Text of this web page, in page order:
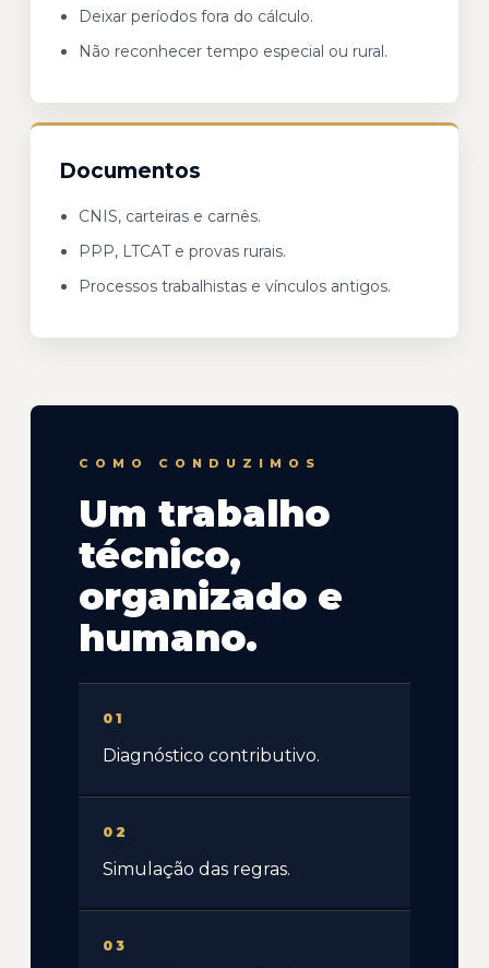
Deixar períodos fora do cálculo.
Não reconhecer tempo especial ou rural.
Documentos
CNIS, carteiras e carnês.
PPP, LTCAT e provas rurais.
Processos trabalhistas e vínculos antigos.
COMO CONDUZIMOS
Um trabalho
técnico,
organizado e
humano.
01
Diagnóstico contributivo.
02
Simulação das regras.
03